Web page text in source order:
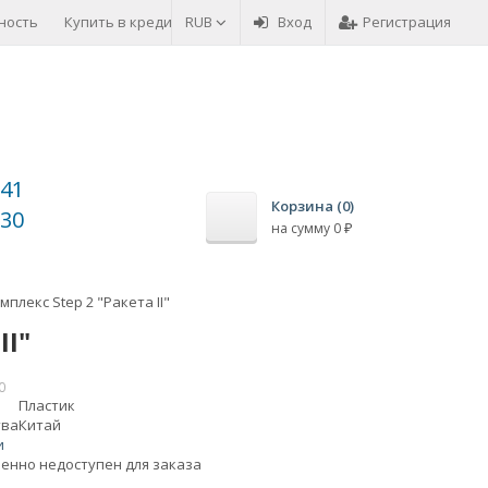
RUB Вход Регистрация
Купить в кредит Возврат товара Оплата товара
Корзина (0)
на сумму 0 ₽
Step 2 "Ракета II"
Пластик
Китай
недоступен для заказа